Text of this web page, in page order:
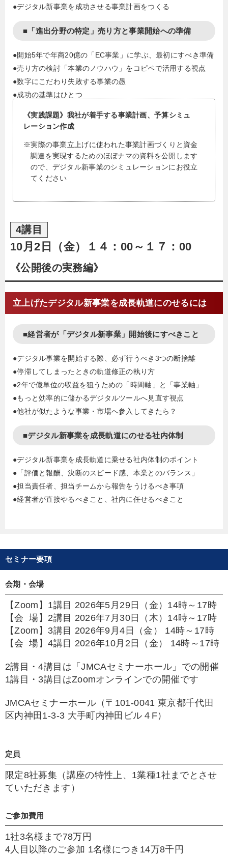
●デジタル新事業を成功させる事業計画をつくる
■「進出分野の特定」売り方と事業開始への準備
●開始5年で年商20億の「EC事業」に学ぶ、最初にすべき準備
●売り方の検討「本業のノウハウ」をコピペで活用する視点
●数字にこだわり失敗する事業の愚
●成功の基準はひとつ
《実践課題》我社が着手する事業計画、予算シミュ
レーション作成
※実際の事業立上げに使われた事業計画づくりと資金
調達を実現するためのほぼナマの資料を公開します
ので、デジタル新事業のシミュレーションにお役立
てください
4講目
10月2日（金）１４：00～１７：00
《公開後の実務編》
立上げたデジタル新事業を成長軌道にのせるには
■経営者が「デジタル新事業」開始後にすべきこと
●デジタル事業を開始する際、必ず行うべき3つの断捨離
●停滞してしまったときの軌道修正の執り方
●2年で億単位の収益を狙うための「時間軸」と「事業軸」
●もっと効率的に儲かるデジタルツールへ見直す視点
●他社が似たような事業・市場へ参入してきたら？
■デジタル新事業を成長軌道にのせる社内体制
●デジタル新事業を成長軌道に乗せる社内体制のポイント
●「評価と報酬、決断のスピード感、本業とのバランス」
●担当責任者、担当チームから報告をうけるべき事項
●経営者が直接やるべきこと、社内に任せるべきこと
セミナー要項
会期・会場
【Zoom】1講目 2026年5月29日（金）14時～17時
【会 場】2講目 2026年7月30日（木）14時～17時
【Zoom】3講目 2026年9月4日（金） 14時～17時
【会 場】4講目 2026年10月2日（金） 14時～17時
2講目・4講目は「JMCAセミナーホール」での開催
1講目・3講目はZoomオンラインでの開催です
JMCAセミナーホール（〒101-0041 東京都千代田
区内神田1-3-3 大手町内神田ビル４F）
定員
限定8社募集（講座の特性上、1業種1社までとさせ
ていただきます）
ご参加費用
1社3名様まで78万円
4人目以降のご参加 1名様につき14万8千円